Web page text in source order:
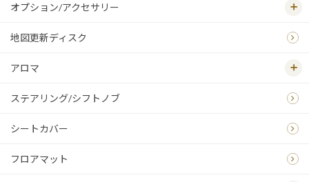
オプション/アクセサリー
地図更新ディスク
アロマ
ステアリング/シフトノブ
シートカバー
フロアマット